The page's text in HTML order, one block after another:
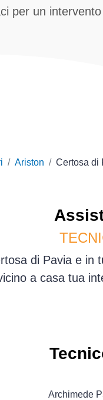
per un intervento
Ariston Certosa di
di Pavia e in
a casa tua
Archimede